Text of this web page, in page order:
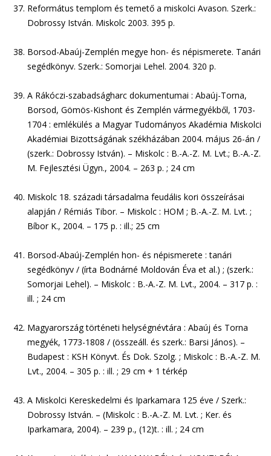
Református templom és temető a miskolci Avason. Szerk.:
Dobrossy István. Miskolc 2003. 395 p.
Borsod-Abaúj-Zemplén megye hon- és népismerete. Tanári
segédkönyv. Szerk.: Somorjai Lehel. 2004. 320 p.
A Rákóczi-szabadságharc dokumentumai : Abaúj-Torna,
Borsod, Gömös-Kishont és Zemplén vármegyékből, 1703-
1704 : emlékülés a Magyar Tudományos Akadémia Miskolci
Akadémiai Bizottságának székházában 2004. május 26-án /
(szerk.: Dobrossy István). – Miskolc : B.-A.-Z. M. Lvt.; B.-A.-Z.
M. Fejlesztési Ügyn., 2004. – 263 p. ; 24 cm
Miskolc 18. századi társadalma feudális kori összeírásai
alapján / Rémiás Tibor. – Miskolc : HOM ; B.-A.-Z. M. Lvt. ;
Bíbor K., 2004. – 175 p. : ill.; 25 cm
Borsod-Abaúj-Zemplén hon- és népismerete : tanári
segédkönyv / (írta Bodnárné Moldován Éva et al.) ; (szerk.:
Somorjai Lehel). – Miskolc : B.-A.-Z. M. Lvt., 2004. – 317 p. :
ill. ; 24 cm
Magyarország történeti helységnévtára : Abaúj és Torna
megyék, 1773-1808 / (összeáll. és szerk.: Barsi János). –
Budapest : KSH Könyvt. És Dok. Szolg. ; Miskolc : B.-A.-Z. M.
Lvt., 2004. – 305 p. : ill. ; 29 cm + 1 térkép
A Miskolci Kereskedelmi és Iparkamara 125 éve / Szerk.:
Dobrossy István. – (Miskolc : B.-A.-Z. M. Lvt. ; Ker. és
Iparkamara, 2004). – 239 p., (12)t. : ill. ; 24 cm